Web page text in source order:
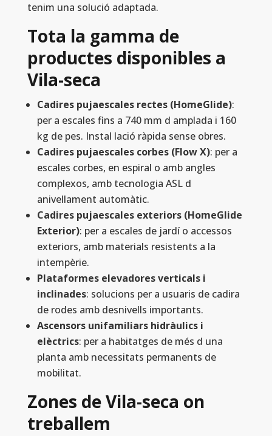
tenim una solució adaptada.
Tota la gamma de
productes disponibles a
Vila-seca
Cadires pujaescales rectes (HomeGlide):
per a escales fins a 740 mm d amplada i 160
kg de pes. Instal lació ràpida sense obres.
Cadires pujaescales corbes (Flow X): per a
escales corbes, en espiral o amb angles
complexos, amb tecnologia ASL d
anivellament automàtic.
Cadires pujaescales exteriors (HomeGlide
Exterior): per a escales de jardí o accessos
exteriors, amb materials resistents a la
intempèrie.
Plataformes elevadores verticals i
inclinades: solucions per a usuaris de cadira
de rodes amb desnivells importants.
Ascensors unifamiliars hidràulics i
elèctrics: per a habitatges de més d una
planta amb necessitats permanents de
mobilitat.
Zones de Vila-seca on
treballem